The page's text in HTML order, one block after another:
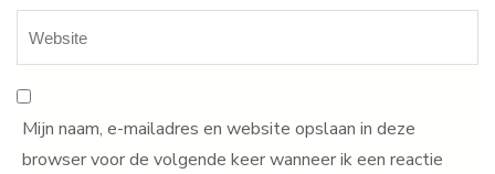
Mijn naam, e-mailadres en website opslaan in deze
browser voor de volgende keer wanneer ik een reactie